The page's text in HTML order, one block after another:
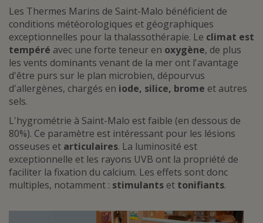
Les Thermes Marins de Saint-Malo bénéficient de
conditions météorologiques et géographiques
exceptionnelles pour la thalassothérapie. Le climat est
tempéré avec une forte teneur en oxygène, de plus
les vents dominants venant de la mer ont l'avantage
d'être purs sur le plan microbien, dépourvus
d'allergènes, chargés en iode, silice, brome et autres
sels.
L'hygrométrie à Saint-Malo est faible (en dessous de
80%). Ce paramètre est intéressant pour les lésions
osseuses et articulaires. La luminosité est
exceptionnelle et les rayons UVB ont la propriété de
faciliter la fixation du calcium. Les effets sont donc
multiples, notamment : stimulants et tonifiants.